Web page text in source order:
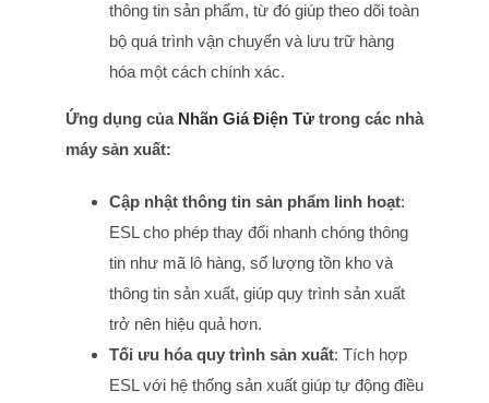
thông tin sản phẩm, từ đó giúp theo dõi toàn
bộ quá trình vận chuyển và lưu trữ hàng
hóa một cách chính xác.
Ứng dụng của Nhãn Giá Điện Tửtrong các nhà
máy sản xuất:
Cập nhật thông tin sản phẩm linh hoạt:
ESL cho phép thay đổi nhanh chóng thông
tin như mã lô hàng, số lượng tồn kho và
thông tin sản xuất, giúp quy trình sản xuất
trở nên hiệu quả hơn.
Tối ưu hóa quy trình sản xuất: Tích hợp
ESL với hệ thống sản xuất giúp tự động điều